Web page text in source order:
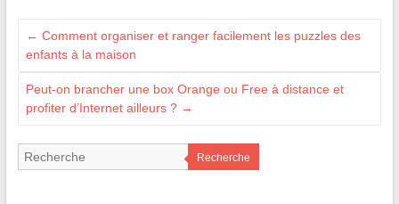
← Comment organiser et ranger facilement les puzzles des
enfants à la maison
Peut-on brancher une box Orange ou Free à distance et
profiter d’Internet ailleurs ? →
Recherche